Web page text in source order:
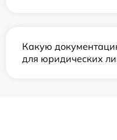
Какую
для юридических